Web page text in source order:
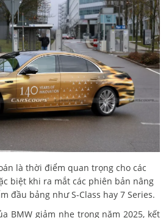
là thời điểm quan trọng cho các
biệt khi ra mắt các phiên bản nâng
đầu bảng như S-Class hay 7 Series.
BMW giảm nhẹ trong năm 2025, kết